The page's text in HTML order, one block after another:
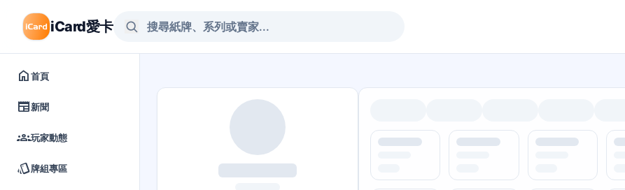
iCard愛卡
home首頁
newspaper新聞
groups玩家動態
style牌組專區